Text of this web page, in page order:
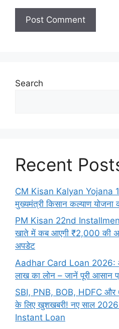
Search
Recent
CM Kisan Kalyan Yojana
मुख्यमंत्री किसान कल्याण
PM Kisan 22nd
खाते में कब आएगी ₹2,000 की
अपडेट
Aadhar Card Loan 2026:
लाख का लोन – जानें पूरी आसान
SBI, PNB, BOB, HDFC और
के लिए खुशखबरी! नए साल 2026
Instant Loan